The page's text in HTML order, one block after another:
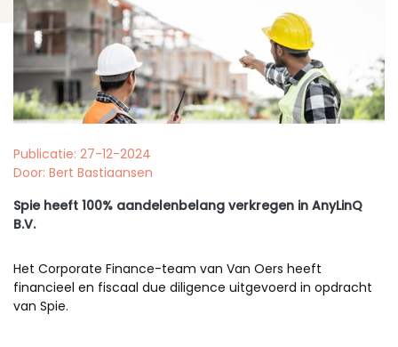
Publicatie: 27-12-2024
Door: Bert Bastiaansen
Spie heeft 100% aandelenbelang verkregen in AnyLinQ
B.V.
Het Corporate Finance-team van Van Oers heeft
financieel en fiscaal due diligence uitgevoerd in opdracht
van Spie.